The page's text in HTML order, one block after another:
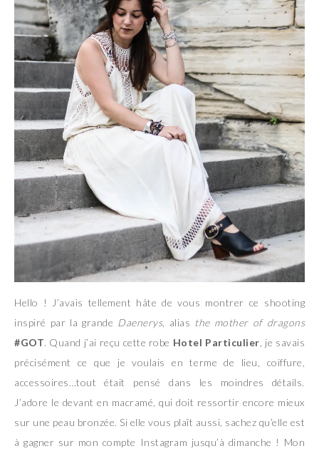
Hello ! J’avais tellement hâte de vous montrer ce shooting
inspiré par la grande Daenerys, alias the mother of dragons
#GOT. Quand j’ai reçu cette robe Hotel Particulier , je savais
précisément ce que je voulais en terme de lieu, coiffure,
accessoires…tout était pensé dans les moindres détails.
J’adore le devant en macramé, qui doit ressortir encore mieux
sur une peau bronzée. Si elle vous plaît aussi, sachez qu’elle est
à gagner sur mon compte Instagram jusqu’à dimanche ! Mon